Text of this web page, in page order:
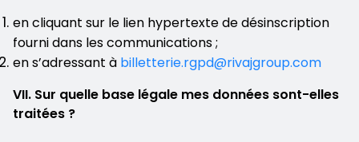
en cliquant sur le lien hypertexte de désinscription
fourni dans les communications ;
en s’adressant à billetterie.rgpd@rivajgroup.com
VII. Sur quelle base légale mes données sont-elles
traitées ?